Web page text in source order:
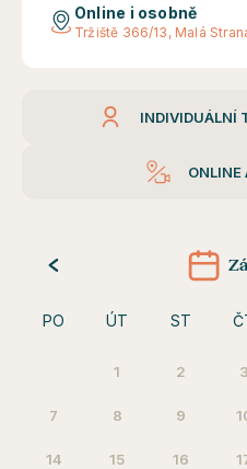
Online i osobně
Tržiště 366/13, Malá
INDIVIDUÁLNÍ
ONLINE
PO ÚT ST
1 2 3
7 8 9
14 15 16